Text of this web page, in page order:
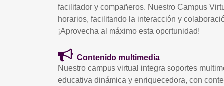
facilitador y compañeros. Nuestro Campus
horarios, facilitando la interacción y
¡Aprovecha al máximo esta oportunidad!
Contenido multimedia
Nuestro campus virtual integra soportes
educativa dinámica y enriquecedora, con